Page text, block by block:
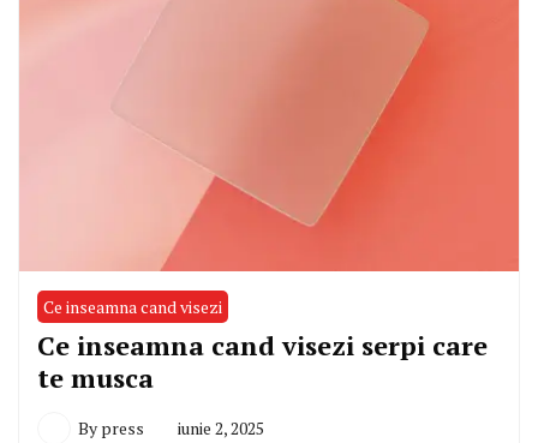
Ce inseamna cand visezi
Ce inseamna cand visezi serpi care
te musca
By press iunie 2, 2025